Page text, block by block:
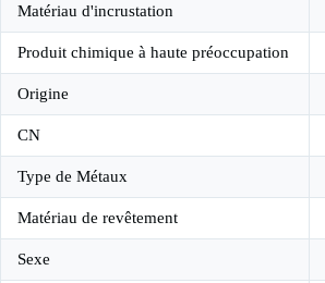
Matériau d'incrustation
Produit chimique à haute préoccupation
Origine
CN
Type de Métaux
Matériau de revêtement
Sexe